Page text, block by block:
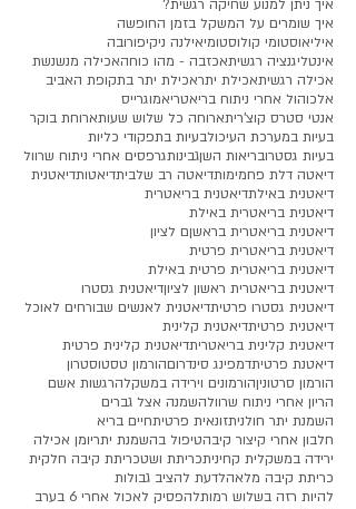
איך ניתן למנוע שחיקה רגשית?
איך שומרים על המשקל בזמן החופשה
איליאוסטומי קולוסטומיאילנה ניקיפורובה
אינטליגנציה רגשיתאכזבה - מהו כוחהאכילה מנשנשת
אכילה רגשיתאכילת יתראכילת יתר בתקופת האביב
אלכוהול אחרי ניתוח בריאטריאמוגרייס
אנטי סטרס קוצ'ריתארוחה כל שלוש שעותארוחת בוקר
בעיות במערכת העיכולבעיות בתפקודי כליות
בעיות גסטרובריאות השןגבינותגרפסים אחרי ניתוח שרוול
דיאטה דלת פחמימותדיאטה רב שלביתדיאטותדיאטנית
דיאטנית באילתדיאטנית בריאטרית
דיאטנית בריאטרית באילת
דיאטנית בריאטרית בראשןם לציון
דיאטנית בריאטרית פרטית
דיאטנית בריאטרית פרטית באילת
דיאטנית בריאטרית ראשון לציוןדיאטנית גסטרו
דיאטנית גסטרו פרטיתדיאטנית לאנשים שבורחים לאוכל
דיאטנית פרטיתדיאטנית קלינית
דיאטנית קלינית בריאטריתדיאטנית קלינית פרטית
דיאטנת פרטיתדמפינג סינדרוםהורמון טסטוסטרון
הורמון סרטוניןהורמונים וירידה במשקלהרגשות אשם
הריון אחרי ניתוח שרוולהשמנה אצל גברים
השמנת יתר חולניתזונאית פרטיתחיים בריא
חלבון אחרי קיצור קיבהטיפול בהשמנת יתריומן אכילה
ירידה במשקלית קחיניתכריתת ושטכריתת קיבה חלקית
כריתת קיבה מלאהלדעת להציב גבולות
להיות רזה בשלוש רמותלהפסיק לאכול אחרי 6 בערב